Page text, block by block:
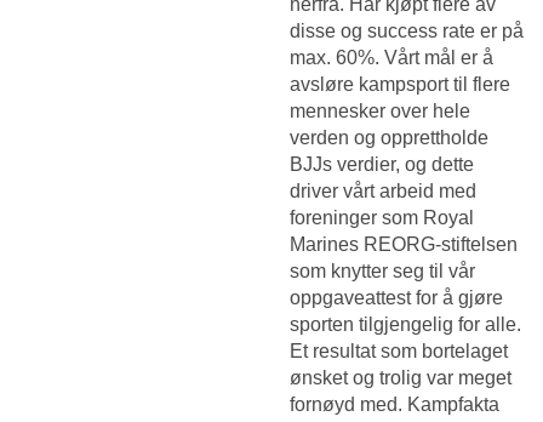
herfra. Har kjøpt flere av
disse og success rate er på
max. 60%. Vårt mål er å
avsløre kampsport til flere
mennesker over hele
verden og opprettholde
BJJs verdier, og dette
driver vårt arbeid med
foreninger som Royal
Marines REORG-stiftelsen
som knytter seg til vår
oppgaveattest for å gjøre
sporten tilgjengelig for alle.
Et resultat som bortelaget
ønsket og trolig var meget
fornøyd med. Kampfakta